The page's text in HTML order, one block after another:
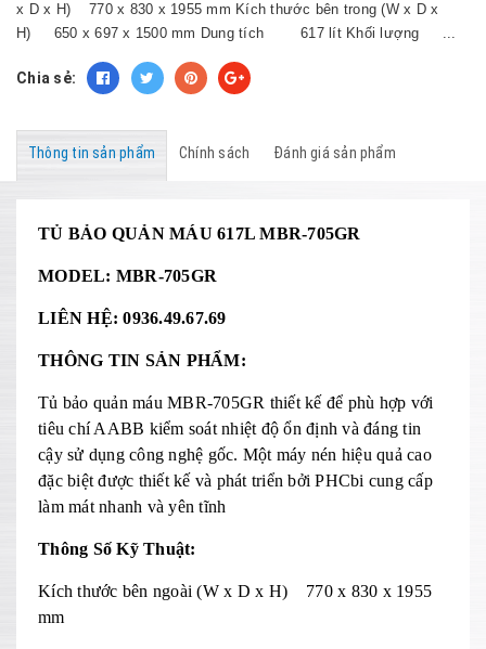
x D x H) 770 x 830 x 1955 mm Kích thước bên trong (W x D x
H) 650 x 697 x 1500 mm Dung tích 617 lít Khối lượng ...
Chia sẻ:
Thông tin sản phẩm Chính sách Đánh giá sản phẩm
TỦ BẢO QUẢN MÁU 617L MBR-705GR
MODEL: MBR-705GR
LIÊN HỆ: 0936.49.67.69
THÔNG TIN SẢN PHẨM:
Tủ bảo quản máu MBR-705GR thiết kế để phù hợp với
tiêu chí AABB kiểm soát nhiệt độ ổn định và đáng tin
cậy sử dụng công nghệ gốc. Một máy nén hiệu quả cao
đặc biệt được thiết kế và phát triển bởi PHCbi cung cấp
làm mát nhanh và yên tĩnh
Thông Số Kỹ Thuật:
Kích thước bên ngoài (W x D x H) 770 x 830 x 1955
mm